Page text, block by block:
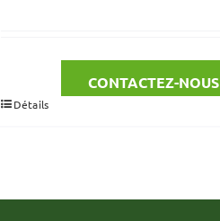
CONTACTEZ-NOUS
Détails